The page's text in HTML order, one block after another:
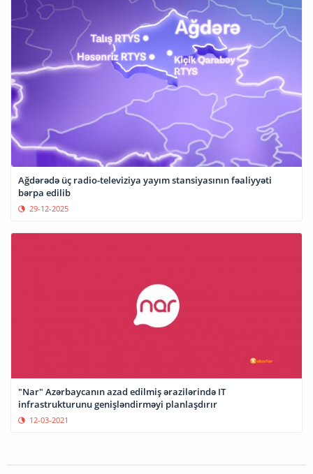
Ağdərədə üç radio-televiziya yayım stansiyasının fəaliyyəti
bərpa edilib
29-12-2025
"Nar" Azərbaycanın azad edilmiş ərazilərində IT
infrastrukturunu genişləndirməyi planlaşdırır
12-03-2021